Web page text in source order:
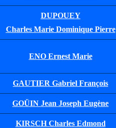
DUPOUEY
Charles Marie Dominique Pierre
ENO Ernest Marie
GAUTIER Gabriel François
GOÜIN Jean Joseph Eugène
KIRSCH Charles Edmond